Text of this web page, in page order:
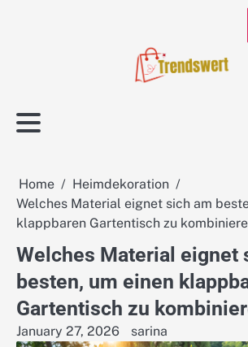
Home
Heimdekoration
Welches Material eignet sich am
klappbaren Gartentisch zu
Welches Material eignet
besten, um einen
Gartentisch zu
January 27, 2026 sarina